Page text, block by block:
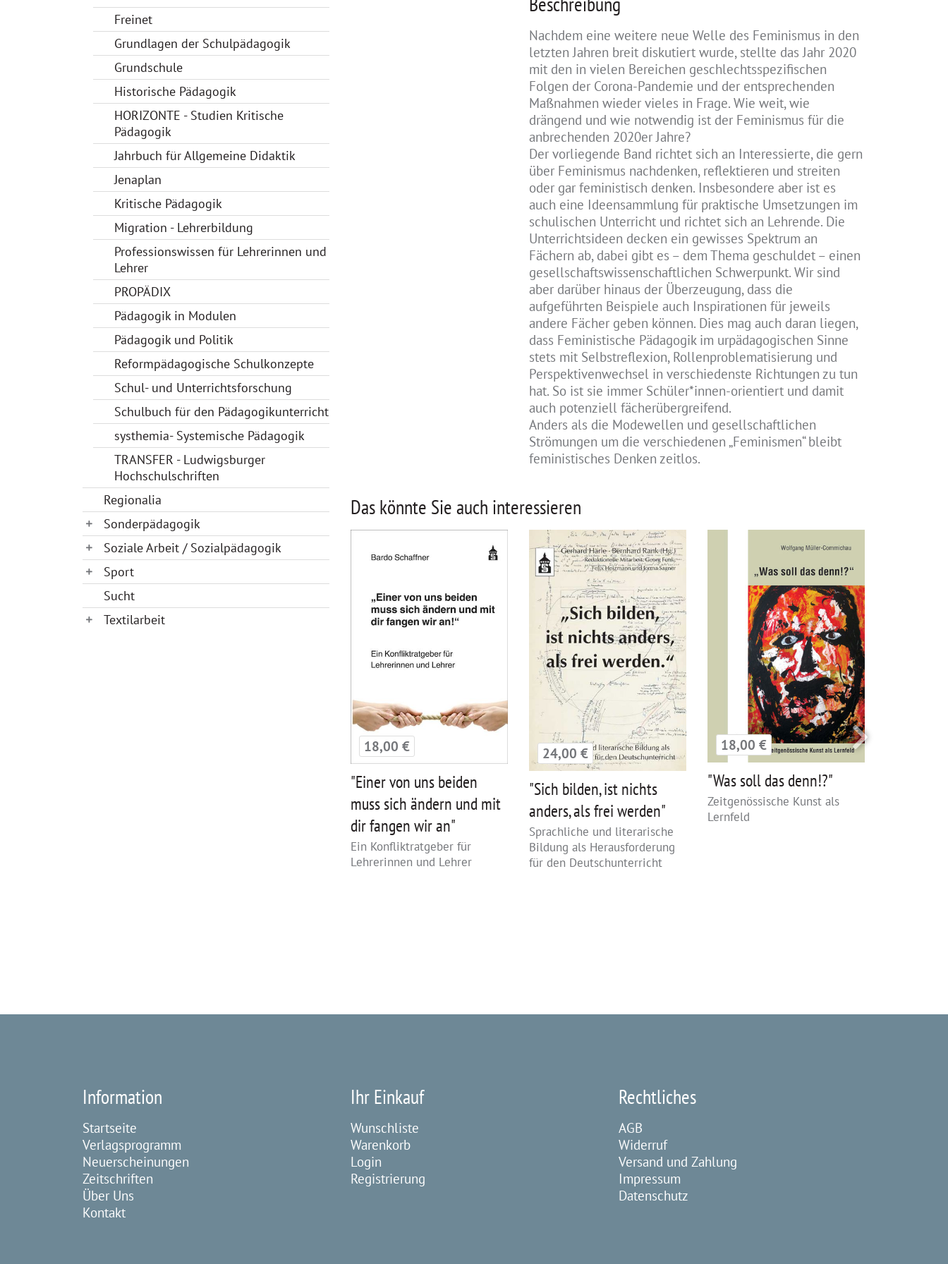
Nachdem eine weitere neue Welle des Feminismus in den
letzten Jahren breit diskutiert wurde, stellte das Jahr 2020
mit den in vielen Bereichen geschlechtsspezifischen
Folgen der Corona-Pandemie und der entsprechenden
Maßnahmen wieder vieles in Frage. Wie weit, wie
drängend und wie notwendig ist der Feminismus für die
anbrechenden 2020er Jahre?
Der vorliegende Band richtet sich an Interessierte, die gern
über Feminismus nachdenken, reflektieren und streiten
oder gar feministisch denken. Insbesondere aber ist es
auch eine Ideensammlung für praktische Umsetzungen im
schulischen Unterricht und richtet sich an Lehrende. Die
Unterrichtsideen decken ein gewisses Spektrum an
Fächern ab, dabei gibt es – dem Thema geschuldet – einen
gesellschaftswissenschaftlichen Schwerpunkt. Wir sind
aber darüber hinaus der Überzeugung, dass die
aufgeführten Beispiele auch Inspirationen für jeweils
andere Fächer geben können. Dies mag auch daran liegen,
dass Feministische Pädagogik im urpädagogischen Sinne
stets mit Selbstreflexion, Rollenproblematisierung und
Perspektivenwechsel in verschiedenste Richtungen zu tun
hat. So ist sie immer Schüler*innen-orientiert und damit
auch potenziell fächerübergreifend.
Anders als die Modewellen und gesellschaftlichen
Strömungen um die verschiedenen „Feminismen“ bleibt
feministisches Denken zeitlos.
Das könnte Sie auch interessieren
18,00 €
"Einer von uns beiden
muss sich ändern und mit
dir fangen wir an"
Ein Konfliktratgeber für
Lehrerinnen und Lehrer
24,00 €
"Sich bilden, ist nichts
anders, als frei werden"
Sprachliche und literarische
Bildung als Herausforderung
für den Deutschunterricht
18,00 €
"Was soll das denn!?"
Zeitgenössische Kunst als
Lernfeld
Freinet
Grundlagen der Schulpädagogik
Grundschule
Historische Pädagogik
HORIZONTE - Studien Kritische
Pädagogik
Jahrbuch für Allgemeine Didaktik
Jenaplan
Kritische Pädagogik
Migration - Lehrerbildung
Professionswissen für Lehrerinnen und
Lehrer
PROPÄDIX
Pädagogik in Modulen
Pädagogik und Politik
Reformpädagogische Schulkonzepte
Schul- und Unterrichtsforschung
Schulbuch für den Pädagogikunterricht
systhemia- Systemische Pädagogik
TRANSFER - Ludwigsburger
Hochschulschriften
Regionalia
Sonderpädagogik
Soziale Arbeit / Sozialpädagogik
Sport
Sucht
Textilarbeit
Information
Startseite
Verlagsprogramm
Neuerscheinungen
Zeitschriften
Über Uns
Kontakt
Ihr Einkauf
Wunschliste
Warenkorb
Login
Registrierung
Rechtliches
AGB
Widerruf
Versand und Zahlung
Impressum
Datenschutz